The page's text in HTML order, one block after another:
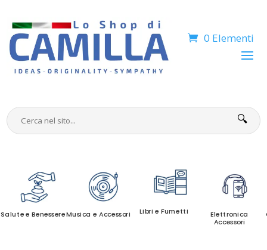
0 Elementi
🔍
Salute e BenessereMusica e Accessori Libri e Fumetti
Elettronica
Accessori